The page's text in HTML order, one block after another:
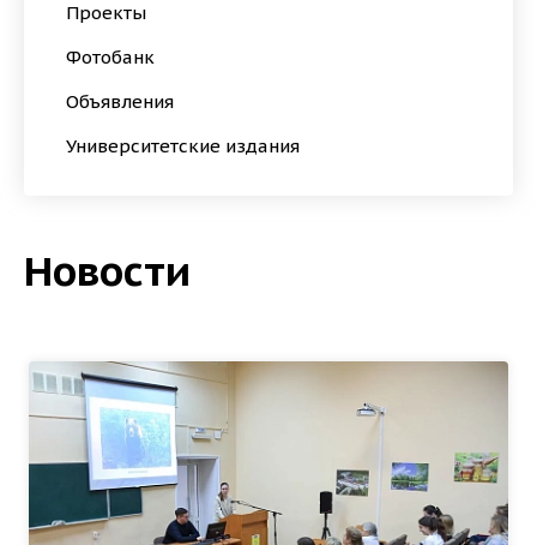
Проекты
Фотобанк
Объявления
Университетские издания
Новости